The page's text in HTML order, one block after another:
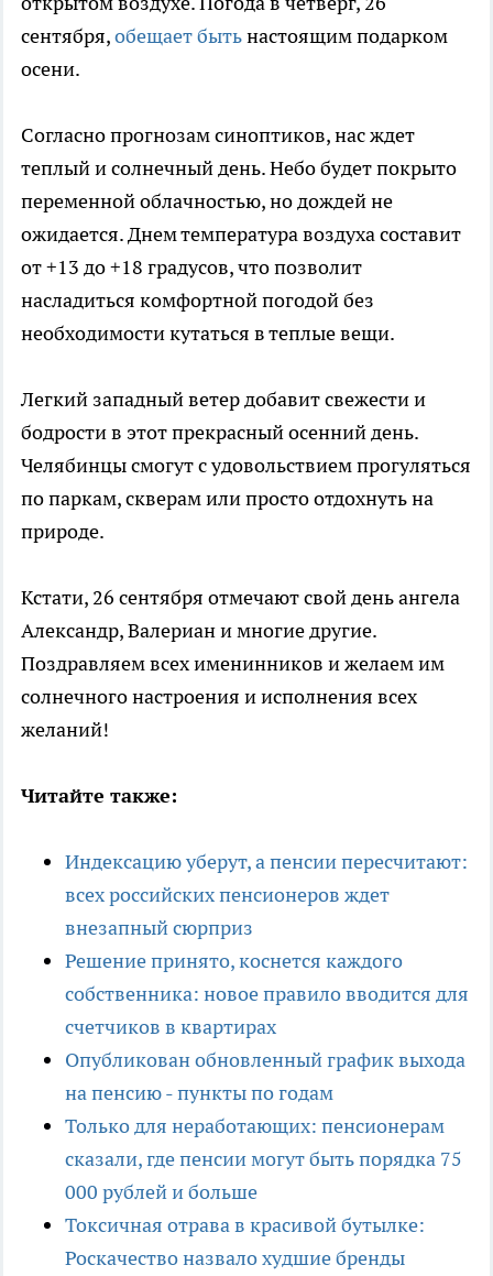
сентября,обещает бытьнастоящим подарком
осени.
Согласно прогнозам синоптиков, нас ждет
теплый и солнечный день. Небо будет покрыто
переменной облачностью, но дождей не
ожидается. Днем температура воздуха составит
от +13 до +18 градусов, что позволит
насладиться комфортной погодой без
необходимости кутаться в теплые вещи.
Легкий западный ветер добавит свежести и
бодрости в этот прекрасный осенний день.
Челябинцы смогут с удовольствием прогуляться
по паркам, скверам или просто отдохнуть на
природе.
Кстати, 26 сентября отмечают свой день ангела
Александр, Валериан и многие другие.
Поздравляем всех именинников и желаем им
солнечного настроения и исполнения всех
желаний!
Читайте также:
Индексацию уберут, а пенсии пересчитают:
всех российских пенсионеров ждет
внезапный сюрприз
Решение принято, коснется каждого
собственника: новое правило вводится для
счетчиков в квартирах
Опубликован обновленный график выхода
на пенсию - пункты по годам
Только для неработающих: пенсионерам
сказали, где пенсии могут быть порядка 75
000 рублей и больше
Токсичная отрава в красивой бутылке:
Роскачество назвало худшие бренды